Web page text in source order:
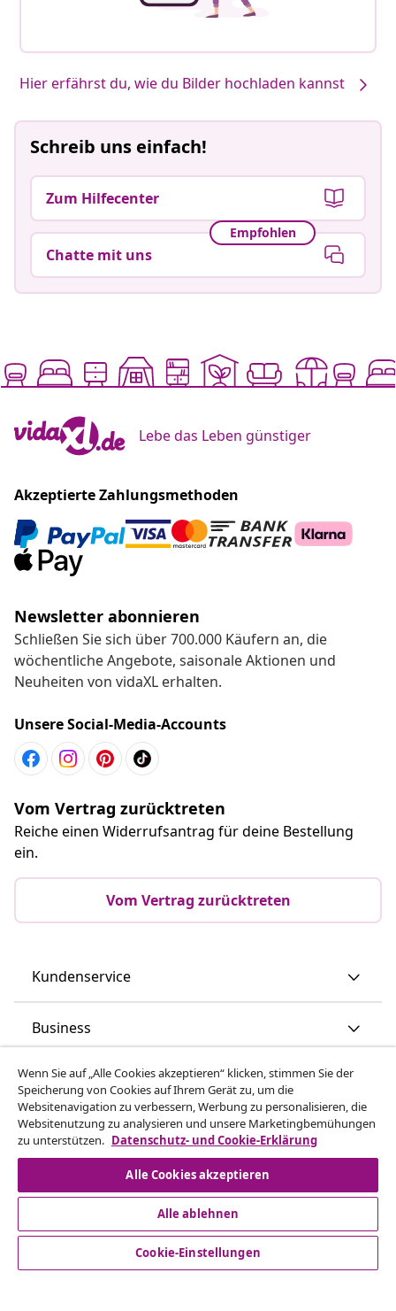
Hier erfährst du, wie du Bilder hochladen kannst
Schreib uns einfach!
Zum Hilfecenter
Empfohlen
Chatte mit uns
Lebe das Leben günstiger
Akzeptierte Zahlungsmethoden
Newsletter abonnieren
Schließen Sie sich über 700.000 Käufern an, die
wöchentliche Angebote, saisonale Aktionen und
Neuheiten von vidaXL erhalten.
Unsere Social-Media-Accounts
Vom Vertrag zurücktreten
Reiche einen Widerrufsantrag für deine Bestellung
ein.
Vom Vertrag zurücktreten
Kundenservice
Business
vidaXL
Mehr entdecken
© 2008-2026 vidaXL www.vidaxl.de ist eine Webseite von
Wenn Sie auf „Alle Cookies akzeptieren“ klicken, stimmen Sie der
Speicherung von Cookies auf Ihrem Gerät zu, um die
Websitenavigation zu verbessern, Werbung zu personalisieren, die
Websitenutzung zu analysieren und unsere Marketingbemühungen
zu unterstützen. Datenschutz- und Cookie-Erklärung
Alle Cookies akzeptieren
Alle ablehnen
Cookie-Einstellungen